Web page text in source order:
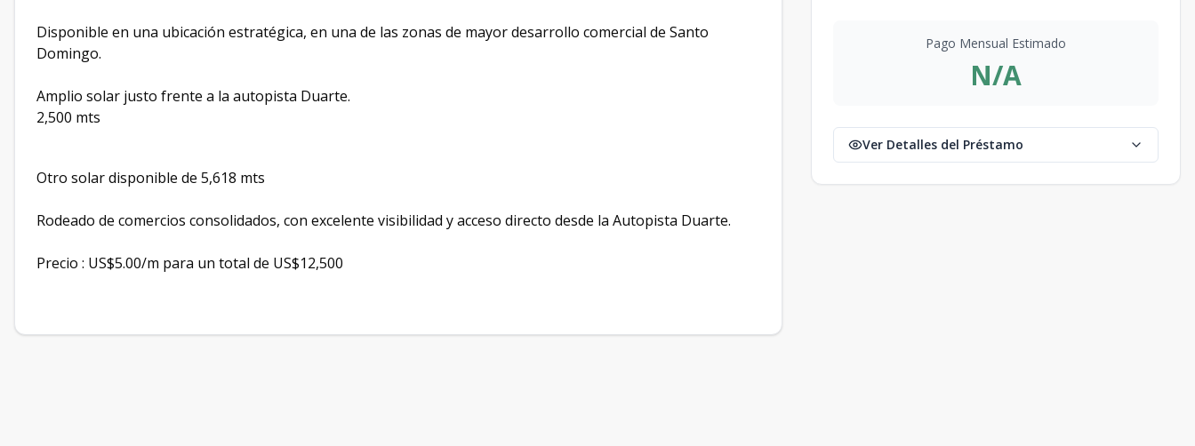
Disponible en una ubicación estratégica, en una de las zonas de mayor desarrollo comercial de Santo
Domingo.
Amplio solar justo frente a la autopista Duarte.
2,500 mts
Otro solar disponible de 5,618 mts
Rodeado de comercios consolidados, con excelente visibilidad y acceso directo desde la Autopista Duarte.
Precio : US$5.00/m para un total de US$12,500
Pago Mensual Estimado
N/A
Ver Detalles del Préstamo